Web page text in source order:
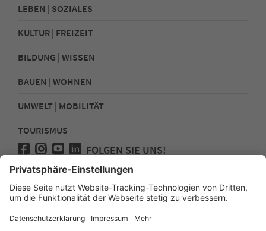
LEBEN | SOZIALES
KULTUR | FREIZEIT
BILDUNG | WISSEN
BAUEN | WOHNEN
UMWELT | MOBILITÄT
TOURISMUS
FOLGEN SIE UNS!
Presse
Kontakt
Impressum